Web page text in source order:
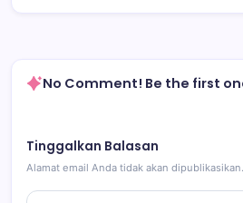
No Comment! Be the first
Tinggalkan Balasan
Alamat email Anda tidak akan dipublikasikan.